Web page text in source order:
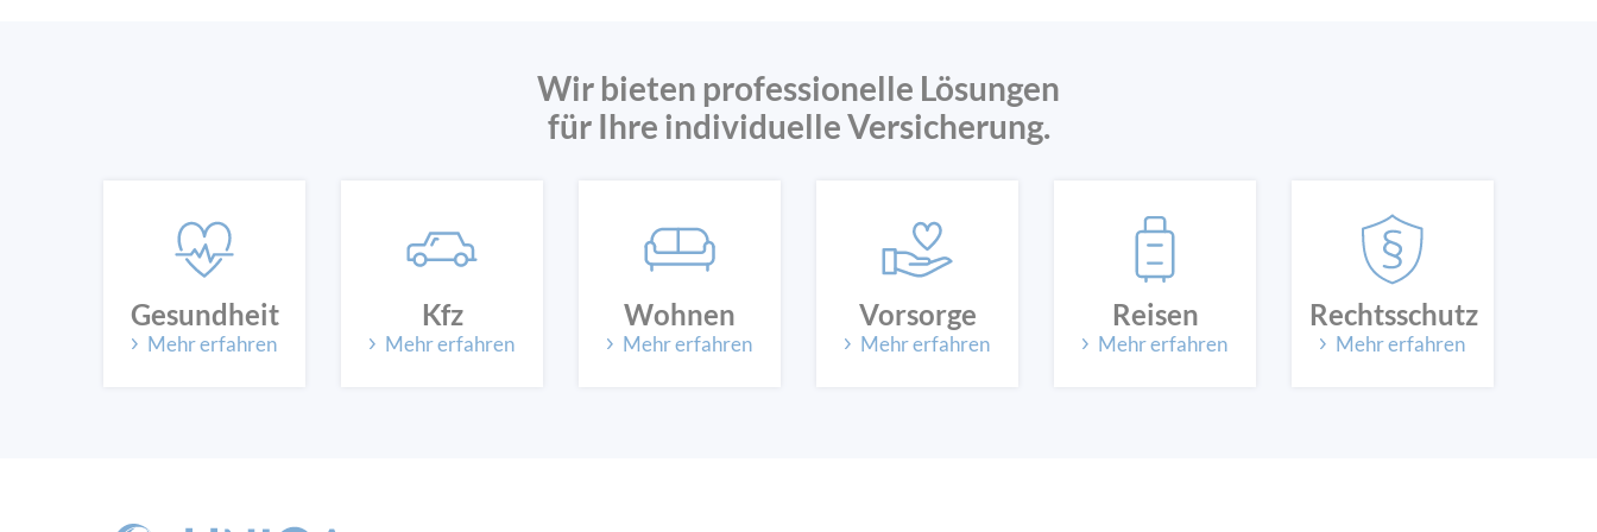
Wir bieten professionelle Lösungen
für Ihre individuelle Versicherung.
Gesundheit
Mehr erfahren
Kfz
Mehr erfahren
Wohnen
Mehr erfahren
Vorsorge
Mehr erfahren
Reisen
Mehr erfahren
Rechtsschutz
Mehr erfahren